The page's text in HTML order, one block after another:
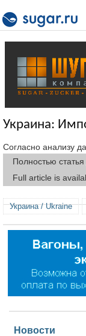
Украина:
Согласно анализу
Полностью статья
Full article is
Украина / Ukraine
Новости